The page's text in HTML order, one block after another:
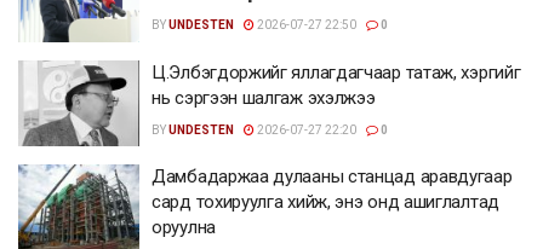
BYUNDESTEN 2026-07-27 22:50 0
Ц.Элбэгдоржийг яллагдагчаар татаж, хэргийг
нь сэргээн шалгаж эхэлжээ
BYUNDESTEN 2026-07-27 22:20 0
Дамбадаржаа дулааны станцад аравдугаар
сард тохируулга хийж, энэ онд ашиглалтад
оруулна